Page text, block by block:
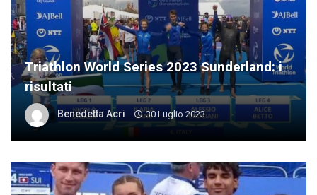
Triathlon World Series 2023 Sunderland: i
risultati
Benedetta Acri 30 Luglio 2023